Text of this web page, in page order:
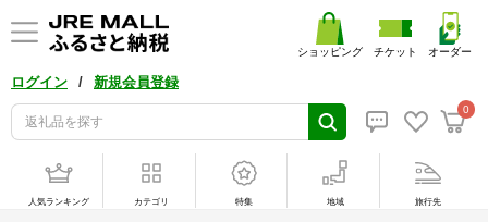
ログイン / 新規会員登録
0
ショッピング チケット オーダー
人気ランキング カテゴリ 特集 地域 旅行先